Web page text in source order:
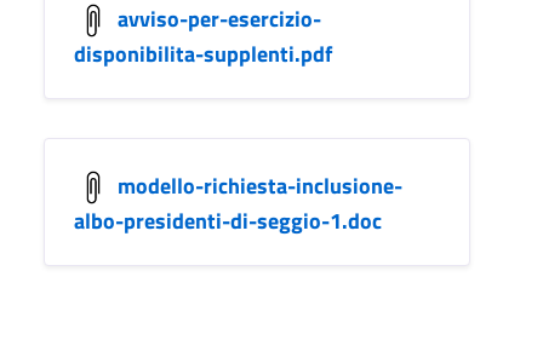
avviso-per-esercizio-
disponibilita-supplenti.pdf
modello-richiesta-inclusione-
albo-presidenti-di-seggio-1.doc